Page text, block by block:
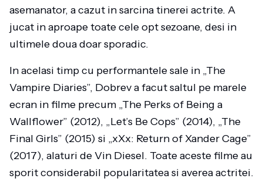
asemanator, a cazut in sarcina tinerei actrite. A
jucat in aproape toate cele opt sezoane, desi in
ultimele doua doar sporadic.
In acelasi timp cu performantele sale in „The
Vampire Diaries”, Dobrev a facut saltul pe marele
ecran in filme precum „The Perks of Being a
Wallflower” (2012), „Let’s Be Cops” (2014), „The
Final Girls” (2015) si „xXx: Return of Xander Cage”
(2017), alaturi de Vin Diesel. Toate aceste filme au
sporit considerabil popularitatea si averea actritei.